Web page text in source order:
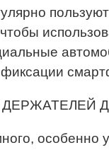
особенно